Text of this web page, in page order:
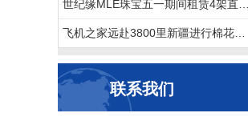
联系我们